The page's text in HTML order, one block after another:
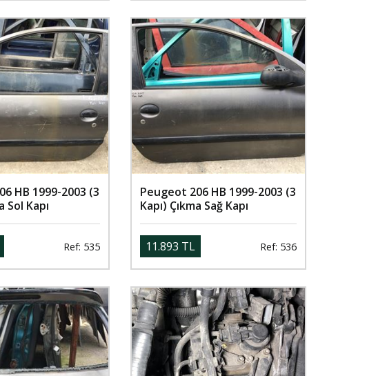
HB 1999-2003 (3
Sol Kapı
Ref: 535
Peugeot 206 HB 1999-2003 (3
Kapı) Çıkma Sağ Kapı
11.893 TL Ref: 536